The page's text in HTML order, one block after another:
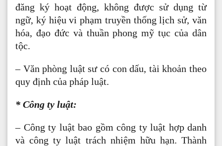
đăng ký hoạt động, không được sử dụng từ
ngữ, ký hiệu vi phạm truyền thống lịch sử, văn
hóa, đạo đức và thuần phong mỹ tục của dân
tộc.
– Văn phòng luật sư có con dấu, tài khoản theo
quy định của pháp luật.
* Công ty luật:
– Công ty luật bao gồm công ty luật hợp danh
và công ty luật trách nhiệm hữu hạn. Thành